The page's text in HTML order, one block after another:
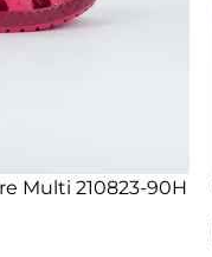
Multi 210823-90H